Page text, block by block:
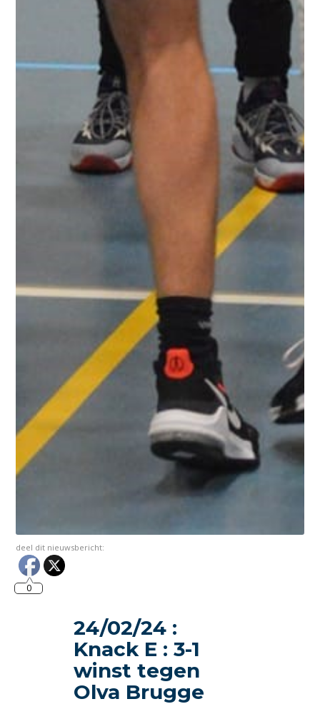
deel dit nieuwsbericht:
0
24/02/24 :
Knack E : 3-1
winst tegen
Olva Brugge